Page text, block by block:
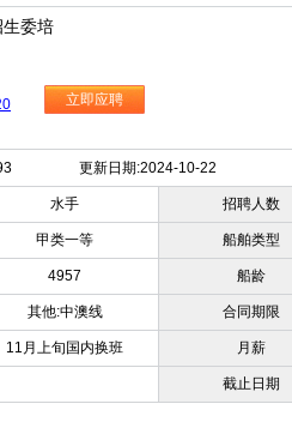
委培
立即应聘
更新日期:2024-10-22
水手 招聘人数
甲类一等 船舶类型
4957 船龄
其他:中澳线 合同期限
11月上旬国内换班 月薪
截止日期